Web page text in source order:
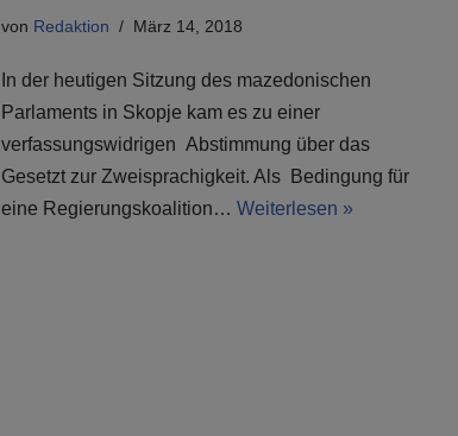
von Redaktion März 14, 2018
In der heutigen Sitzung des mazedonischen
Parlaments in Skopje kam es zu einer
verfassungswidrigen Abstimmung über das
Gesetzt zur Zweisprachigkeit. Als Bedingung für
eine Regierungskoalition… Weiterlesen »